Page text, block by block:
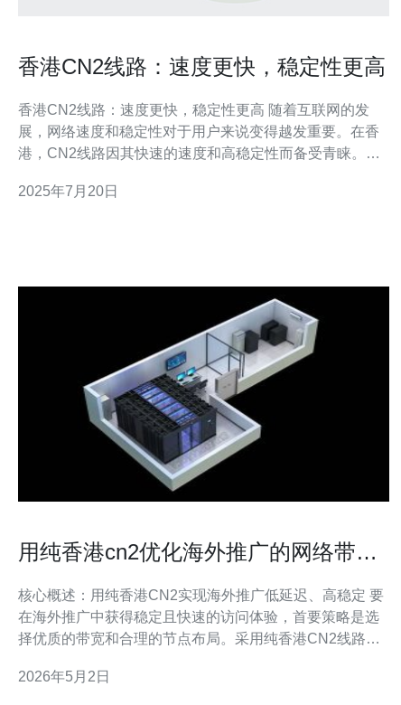
香港CN2线路：速度更快，稳定性更高
香港CN2线路：速度更快，稳定性更高 随着互联网的发
展，网络速度和稳定性对于用户来说变得越发重要。在香
港，CN2线路因其快速的速度和高稳定性而备受青睐。本
国电信推出的一种专用网络线路，它采用了先进的技术和
2025年7月20日
用纯香港cn2优化海外推广的网络带宽
核心概述：用纯香港CN2实现海外推广低延迟、高稳定 要
在海外推广中获得稳定且快速的访问体验，首要策略是选
择优质的带宽和合理的节点布局。采用纯香港CN2线路能
器或VPS选型、就近部署的主机与合理的CDN覆盖，并做
2026年5月2日